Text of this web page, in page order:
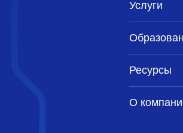
Услуги
Ресурсы
О